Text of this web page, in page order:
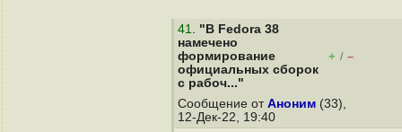
41. "В Fedora 38
намечено
формирование
официальных сборок
с рабоч..."
+ / –
Сообщение от Аноним (33),
12-Дек-22, 19:40